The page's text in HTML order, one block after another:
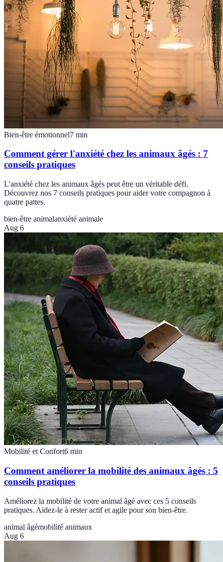
Bien-être émotionnel7 min
Comment gérer l'anxiété chez les animaux âgés : 7
conseils pratiques
L'anxiété chez les animaux âgés peut être un véritable défi.
Découvrez nos 7 conseils pratiques pour aider votre compagnon à
quatre pattes.
bien-être animalanxiété animale
Aug 6
Mobilité et Confort6 min
Comment améliorer la mobilité des animaux âgés : 5
conseils pratiques
Améliorez la mobilité de votre animal âgé avec ces 5 conseils
pratiques. Aidez-le à rester actif et agile pour son bien-être.
animal âgémobilité animaux
Aug 6